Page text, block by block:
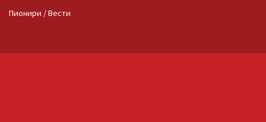
Пионири / Вести